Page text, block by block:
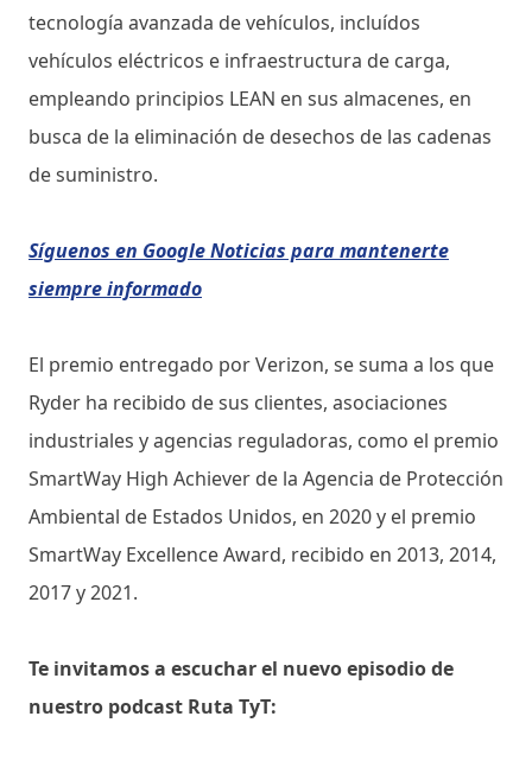
tecnología avanzada de vehículos, incluídos
vehículos eléctricos e infraestructura de carga,
empleando principios LEAN en sus almacenes, en
busca de la eliminación de desechos de las cadenas
de suministro.
Síguenos en Google Noticias para mantenerte
siempre informado
El premio entregado por Verizon, se suma a los que
Ryder ha recibido de sus clientes, asociaciones
industriales y agencias reguladoras, como el premio
SmartWay High Achiever de la Agencia de Protección
Ambiental de Estados Unidos, en 2020 y el premio
SmartWay Excellence Award, recibido en 2013, 2014,
2017 y 2021.
Te invitamos a escuchar el nuevo episodio de
nuestro podcast Ruta TyT: